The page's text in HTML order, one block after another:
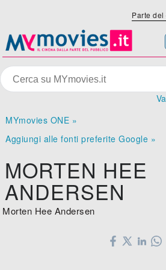
Parte
MYmovies ONE »
Aggiungi alle fonti preferite Google »
MORTEN HEE
ANDERSEN
Morten Hee Andersen